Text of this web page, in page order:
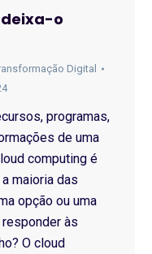
deixa-o
Digital
programas,
de uma
computing é
maioria das
opção ou uma
às
O cloud